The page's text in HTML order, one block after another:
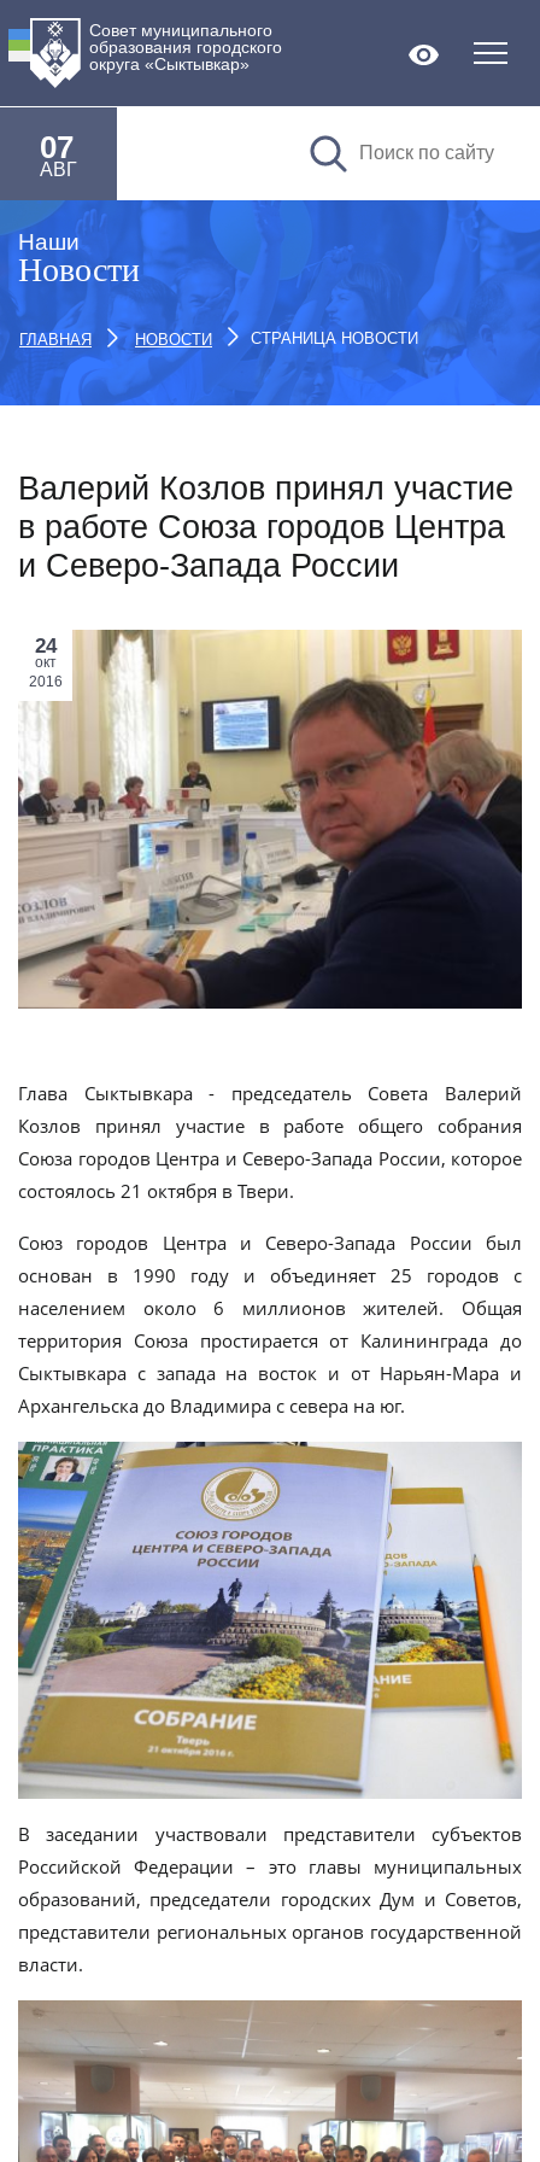
Совет муниципального
образования городского
округа «Сыктывкар»
07
АВГ
Версия
Наши
Новости
ГЛАВНАЯ НОВОСТИ СТРАНИЦА НОВОСТИ
Валерий Козлов принял участие
в работе Союза городов Центра
и Северо-Запада России
24
окт
2016
Глава Сыктывкара - председатель Совета Валерий
Козлов принял участие в работе общего собрания
Союза городов Центра и Северо-Запада России, которое
состоялось 21 октября в Твери.
Союз городов Центра и Северо-Запада России был
основан в 1990 году и объединяет 25 городов с
населением около 6 миллионов жителей. Общая
территория Союза простирается от Калининграда до
Сыктывкара с запада на восток и от Нарьян-Мара и
Архангельска до Владимира с севера на юг.
В заседании участвовали представители субъектов
Российской Федерации – это главы муниципальных
образований, председатели городских Дум и Советов,
представители региональных органов государственной
власти.